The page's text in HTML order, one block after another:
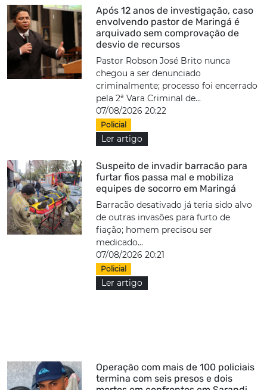
Após 12 anos de investigação, caso
envolvendo pastor de Maringá é
arquivado sem comprovação de
desvio de recursos
Pastor Robson José Brito nunca
chegou a ser denunciado
criminalmente; processo foi encerrado
pela 2ª Vara Criminal de...
07/08/2026 20:22
Policial
Ler artigo
Suspeito de invadir barracão para
furtar fios passa mal e mobiliza
equipes de socorro em Maringá
Barracão desativado já teria sido alvo
de outras invasões para furto de
fiação; homem precisou ser
medicado...
07/08/2026 20:21
Policial
Ler artigo
Operação com mais de 100 policiais
termina com seis presos e dois